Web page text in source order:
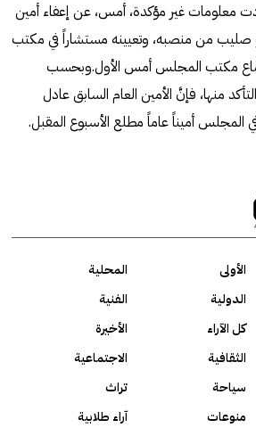
معلومات غير مؤكدة، أمس، عن إعفاء أمين
صليب من منصبه، وتعيينه مستشاراً في مكتب
مكتب المجلس أمس الأول.وبحسب
منها، فإنَّ الأمين العام السابق عادل
المجلس أميناً عاماً مطلع الأسبوع المقبل.
الأولى
المحلية
الدولية
الفنية
كل الآراء
الأخيرة
الثقافية
الاجتماعية
سياحة
تراث
منوعات
آراء طلابية